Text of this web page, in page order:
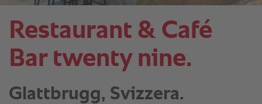
Restaurant & Café
Bar twenty nine.
Glattbrugg, Svizzera.